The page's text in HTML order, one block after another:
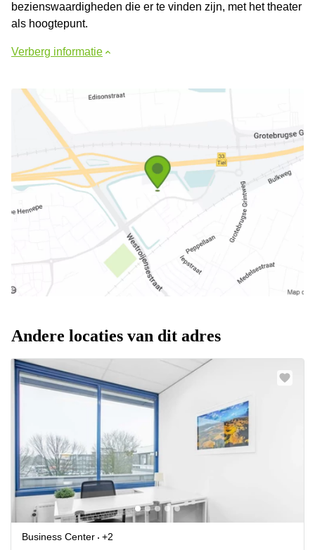
bezienswaardigheden die er te vinden zijn, met het theater
als hoogtepunt.
Verberg informatie
Andere locaties van dit adres
Business Center +2